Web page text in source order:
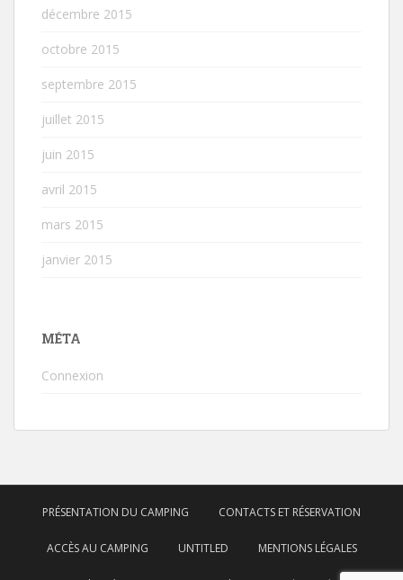
décembre 2015
octobre 2015
septembre 2015
juillet 2015
juin 2015
avril 2015
mars 2015
janvier 2015
MÉTA
Connexion
PRÉSENTATION DU CAMPING CONTACTS ET RÉSERVATION
ACCÈS AU CAMPING UNTITLED MENTIONS LÉGALES